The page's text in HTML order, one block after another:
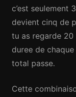
c’est seulement
devient cinq de
tu as regarde 20
duree de
total passe.
Cette